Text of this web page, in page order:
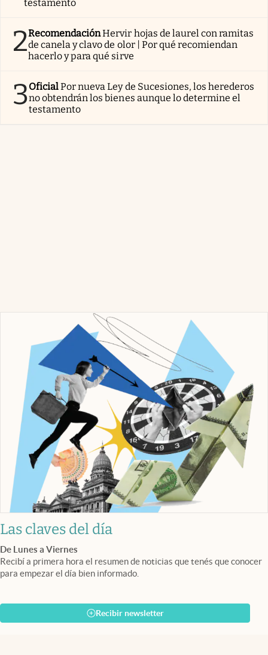
testamento
2RecomendaciónHervir hojas de laurel con ramitas
de canela y clavo de olor | Por qué recomiendan
hacerlo y para qué sirve
3OficialPor nueva Ley de Sucesiones, los herederos
no obtendrán los bienes aunque lo determine el
testamento
Las claves del día
De Lunes a Viernes
Recibí a primera hora el resumen de noticias que tenés que conocer
para empezar el día bien informado.
Recibir newsletter